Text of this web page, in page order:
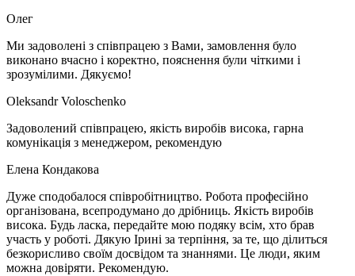
Олег
Ми задоволені з співпрацею з Вами, замовлення було
виконано вчасно і коректно, пояснення були чіткими і
зрозумілими. Дякуємо!
Oleksandr Voloschenko
Задоволений співпрацею, якість виробів висока, гарна
комунікація з менеджером, рекомендую
Елена Кондакова
Дуже сподобалося співробітництво. Робота професійно
організована, всепродумано до дрібниць. Якість виробів
висока. Будь ласка, передайте мою подяку всім, хто брав
участь у роботі. Дякую Ірині за терпіння, за те, що ділиться
безкорисливо своїм досвідом та знаннями. Це люди, яким
можна довіряти. Рекомендую.